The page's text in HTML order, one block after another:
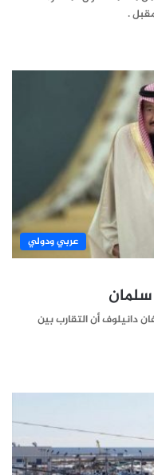
.
عربي ودولي
سلمان
دانيلوف أن التقارب بين